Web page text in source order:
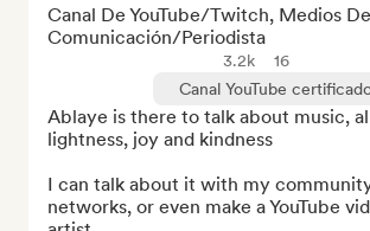
Canal De YouTube/Twitch, Medios De
Comunicación/Periodista
3.2k
16
Canal YouTube
Ablaye is there to talk about music,
lightness, joy and kindness
I can talk about it with my
networks, or even make a YouTube